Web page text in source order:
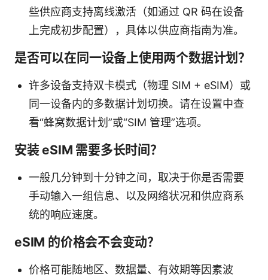
些供应商支持离线激活（如通过 QR 码在设备
上完成初步配置），具体以供应商指南为准。
是否可以在同一设备上使用两个数据计划？
许多设备支持双卡模式（物理 SIM + eSIM）或
同一设备内的多数据计划切换。请在设置中查
看“蜂窝数据计划”或“SIM 管理”选项。
安装 eSIM 需要多长时间？
一般几分钟到十分钟之间，取决于你是否需要
手动输入一组信息、以及网络状况和供应商系
统的响应速度。
eSIM 的价格会不会变动？
价格可能随地区、数据量、有效期等因素波